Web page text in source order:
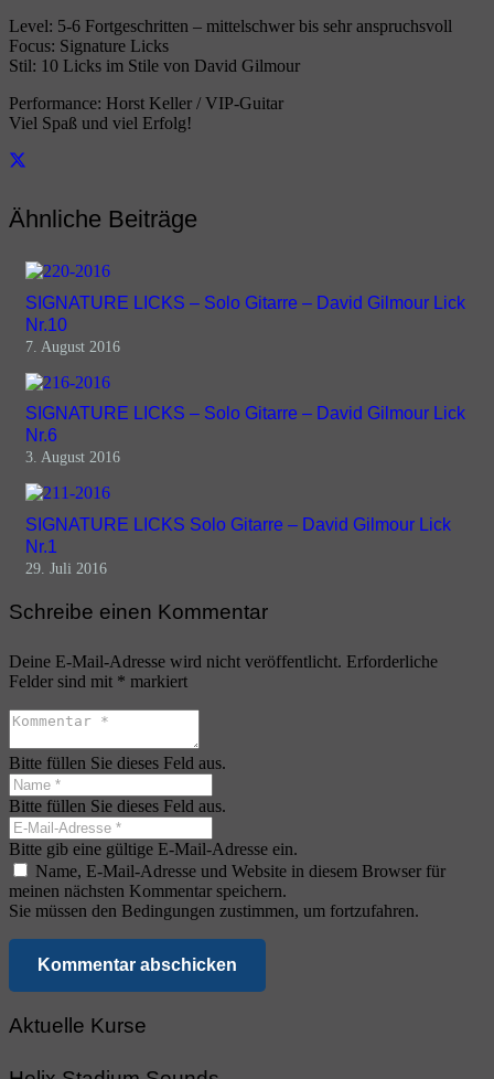
Level: 5-6 Fortgeschritten – mittelschwer bis sehr anspruchsvoll
Focus: Signature Licks
Stil: 10 Licks im Stile von David Gilmour
Performance: Horst Keller / VIP-Guitar
Viel Spaß und viel Erfolg!
Ähnliche Beiträge
SIGNATURE LICKS – Solo Gitarre – David Gilmour Lick
Nr.10
7. August 2016
SIGNATURE LICKS – Solo Gitarre – David Gilmour Lick
Nr.6
3. August 2016
SIGNATURE LICKS Solo Gitarre – David Gilmour Lick
Nr.1
29. Juli 2016
Schreibe einen Kommentar
Deine E-Mail-Adresse wird nicht veröffentlicht. Erforderliche
Felder sind mit * markiert
Bitte füllen Sie dieses Feld aus.
Bitte füllen Sie dieses Feld aus.
Bitte gib eine gültige E-Mail-Adresse ein.
Name, E-Mail-Adresse und Website in diesem Browser für
meinen nächsten Kommentar speichern.
Sie müssen den Bedingungen zustimmen, um fortzufahren.
Kommentar abschicken
Aktuelle Kurse